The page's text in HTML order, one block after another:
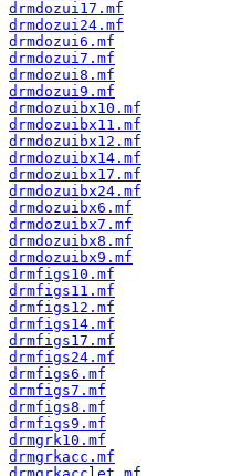
drmdozui17.mf
drmdozui24.mf
drmdozui6.mf
drmdozui7.mf
drmdozui8.mf
drmdozui9.mf
drmdozuibx10.mf
drmdozuibx11.mf
drmdozuibx12.mf
drmdozuibx14.mf
drmdozuibx17.mf
drmdozuibx24.mf
drmdozuibx6.mf
drmdozuibx7.mf
drmdozuibx8.mf
drmdozuibx9.mf
drmfigs10.mf
drmfigs11.mf
drmfigs12.mf
drmfigs14.mf
drmfigs17.mf
drmfigs24.mf
drmfigs6.mf
drmfigs7.mf
drmfigs8.mf
drmfigs9.mf
drmgrk10.mf
drmgrkacc.mf